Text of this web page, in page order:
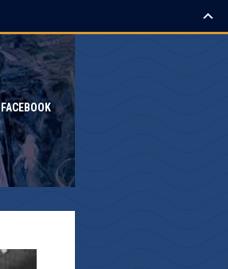
FACEBOOK